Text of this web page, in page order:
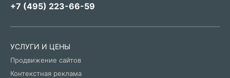
+7 (495) 223-66-59
УСЛУГИ И ЦЕНЫ
Продвижение сайтов
Контекстная реклама